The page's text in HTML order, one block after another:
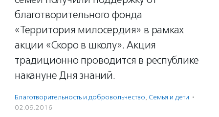
благотворительного фонда
«Территория милосердия» в рамках
акции «Скоро в школу». Акция
традиционно проводится в республике
накануне Дня знаний.
Благотвори­тель­ность и доброволь­чест­во, Семья и дети ·
02.09.2016